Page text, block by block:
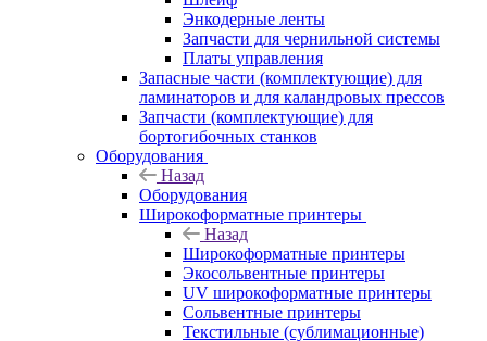
Энкодерные ленты
Запчасти для чернильной системы
Платы управления
Запасные части (комплектующие) для
ламинаторов и для каландровых прессов
Запчасти (комплектующие) для
бортогибочных станков
Оборудования
Назад
Оборудования
Широкоформатные принтеры
Назад
Широкоформатные принтеры
Экосольвентные принтеры
UV широкоформатные принтеры
Сольвентные принтеры
Текстильные (сублимационные)